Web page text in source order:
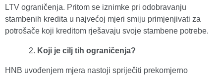
LTV ograničenja. Pritom se iznimke pri odobravanju
stambenih kredita u najvećoj mjeri smiju primjenjivati za
potrošače koji kreditom rješavaju svoje stambene potrebe.
Koji je cilj tih ograničenja?
HNB uvođenjem mjera nastoji spriječiti prekomjerno